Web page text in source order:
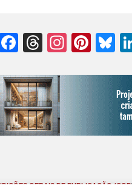
Facebook
Threads
GERAIS DE PUBLICAÇÃO (CGP